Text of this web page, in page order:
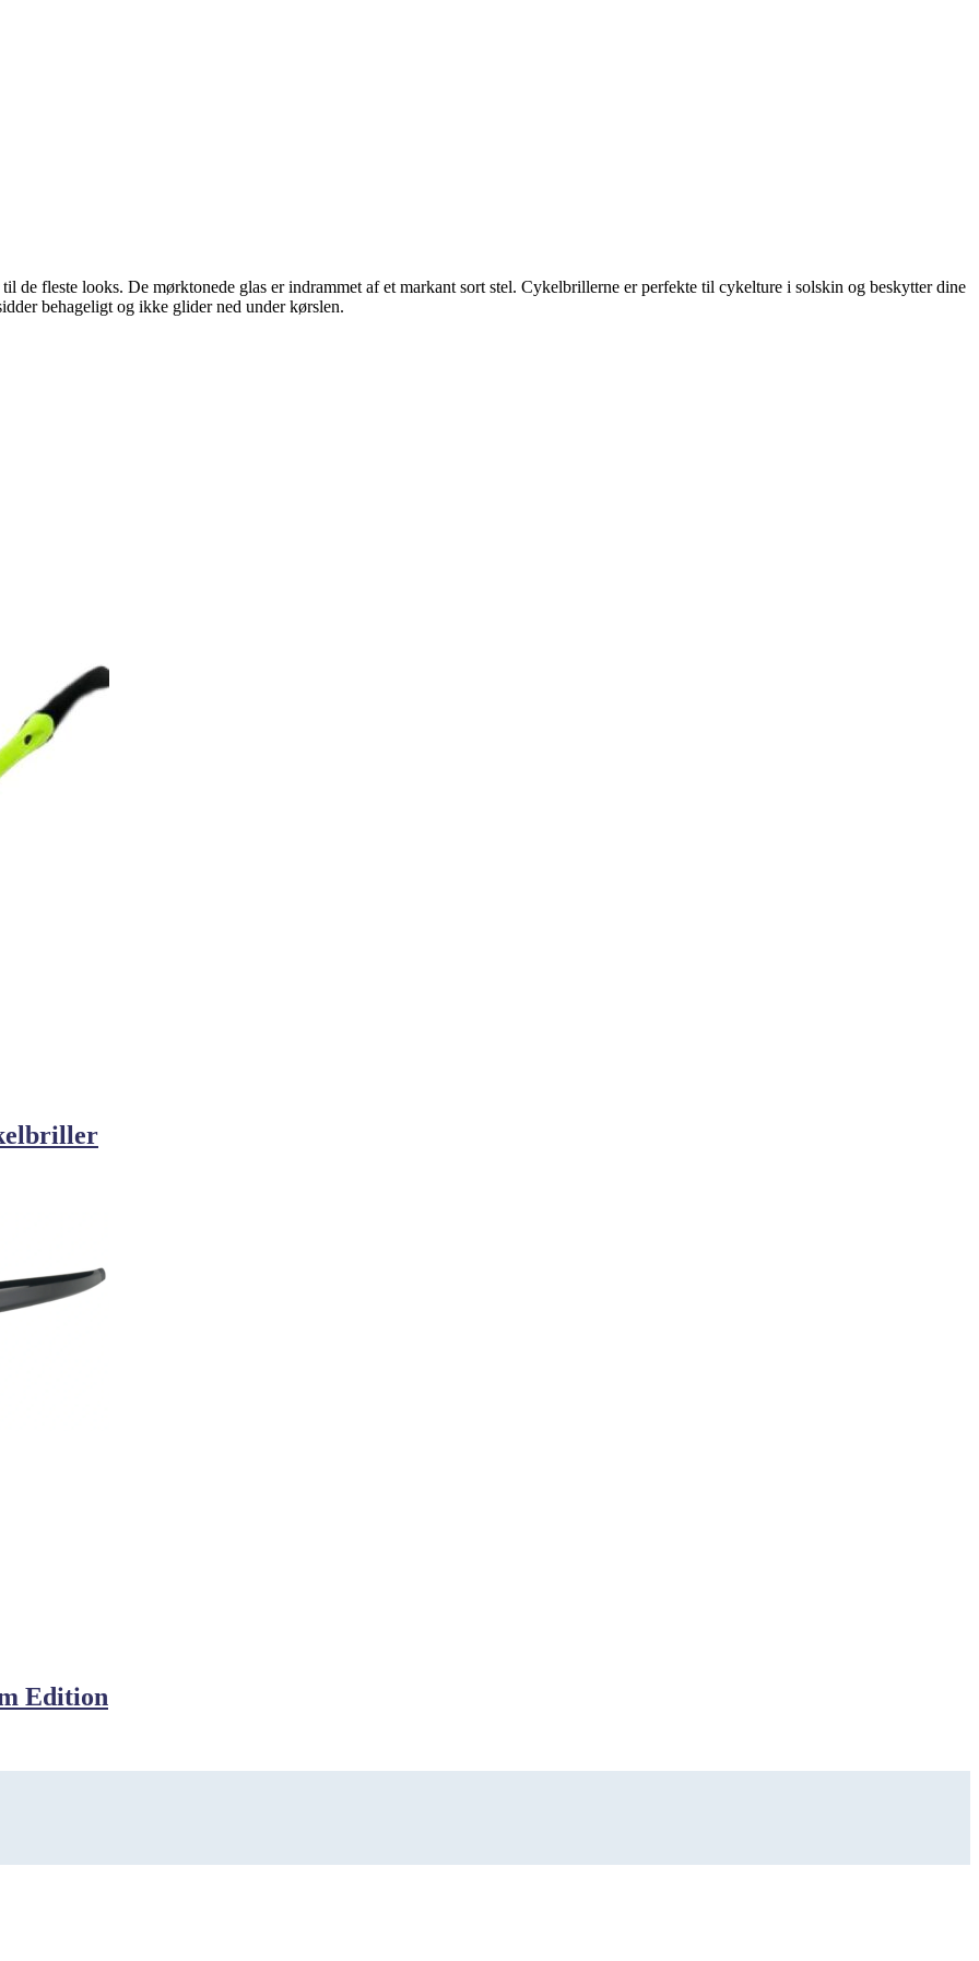
de fleste looks. De mørktonede glas er indrammet af et markant sort stel. Cykelbrillerne er perfekte til cykelture i solskin og beskytter dine
behageligt og ikke glider ned under kørslen.
Edition